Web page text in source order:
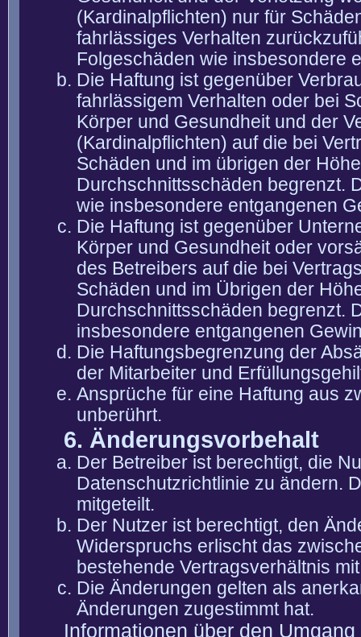
(Kardinalpflichten) nur für
fahrlässiges Verhalten
Folgeschäden wie insbesondere
Die Haftung ist gegenüber
fahrlässigem Verhalten oder bei
Körper und Gesundheit und der
(Kardinalpflichten) auf die bei
Schäden und im übrigen der
Durchschnittsschäden begrenzt.
wie insbesondere entgangenen
Die Haftung ist gegenüber
Körper und Gesundheit oder
des Betreibers auf die bei
Schäden und im Übrigen der
Durchschnittsschäden begrenzt.
insbesondere entgangenen
Die Haftungsbegrenzung der
der Mitarbeiter und
Ansprüche für eine Haftung aus
unberührt.
6. Änderungsvorbehalt
Der Betreiber ist berechtigt, die
Datenschutzrichtlinie zu ändern.
mitgeteilt.
Der Nutzer ist berechtigt, den
Widerspruchs erlischt das
bestehende Vertragsverhältnis
Die Änderungen gelten als
Änderungen zugestimmt hat.
Informationen über den